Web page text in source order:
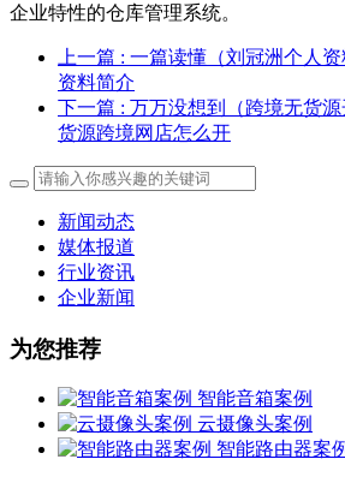
企业特性的仓库管理系统。
上一篇 : 一篇读懂（刘冠洲个人
资料简介
下一篇 : 万万没想到（跨境无货
货源跨境网店怎么开
新闻动态
媒体报道
行业资讯
企业新闻
为您推荐
智能音箱案例
云摄像头案例
智能路由器案